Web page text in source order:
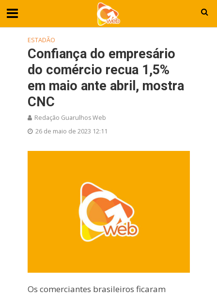
ESTADÃO
Confiança do empresário
do comércio recua 1,5%
em maio ante abril, mostra
CNC
Redação Guarulhos Web
26 de maio de 2023 12:11
Os comerciantes brasileiros ficaram